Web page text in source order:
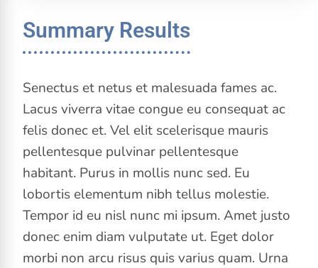
Summary Results
Senectus et netus et malesuada fames ac.
Lacus viverra vitae congue eu consequat ac
felis donec et. Vel elit scelerisque mauris
pellentesque pulvinar pellentesque
habitant. Purus in mollis nunc sed. Eu
lobortis elementum nibh tellus molestie.
Tempor id eu nisl nunc mi ipsum. Amet justo
donec enim diam vulputate ut. Eget dolor
morbi non arcu risus quis varius quam. Urna